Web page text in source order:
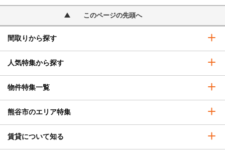
このページの先頭へ
間取りから探す
人気特集から探す
物件特集一覧
熊谷市のエリア特集
賃貸について知る